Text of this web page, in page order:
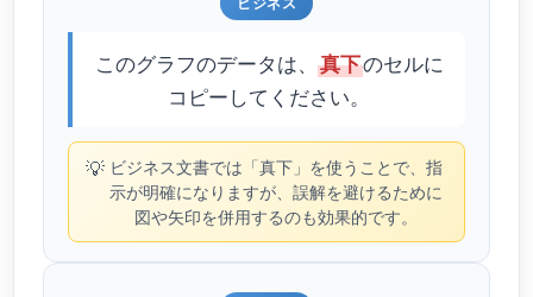
このグラフのデータは、 真下のセルに
コピーしてください。
💡 ビジネス文書では「真下」を使うことで、指
示が明確になりますが、誤解を避けるために
図や矢印を併用するのも効果的です。